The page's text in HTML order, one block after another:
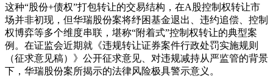
这种“股份+债权”打包转让的交易结构，在A股控制权转让市
场并非初现，但华瑞股份案将纾困基金退出、违约追偿、控制
权博弈等多个维度串联，堪称“附着式”控制权转让的典型案
例。在证监会近期就《违规转让证券案件行政处罚实施规则
（征求意见稿）》公开征求意见、对违规减持从严监管的背景
下，华瑞股份案所揭示的法律风险极具警示意义。